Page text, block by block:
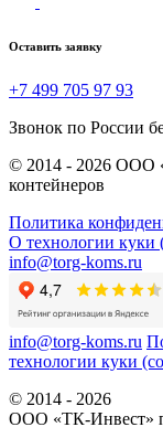
Оставить заявку
+7 499 705 97 93
Звонок по России
© 2014 - 2026 ООО
контейнеров
Политика
О технологии куки
info@torg-koms.ru
info@torg-koms.ru
технологии куки
© 2014 - 2026
ООО «ТК-Инвест»